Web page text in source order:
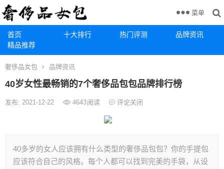
首页 十大排行 热门评测
品牌资讯
精品推荐
菜单
奢侈品女包 品牌资讯
40岁女性最畅销的7个奢侈品包包品牌排行榜
发布: 2021-12-22 4643阅读 评论关闭
40多岁的女人应该拥有什么类型的奢侈品包包？你的手提包
应该符合自己的风格。每个人都可以找到完美的手袋，从设